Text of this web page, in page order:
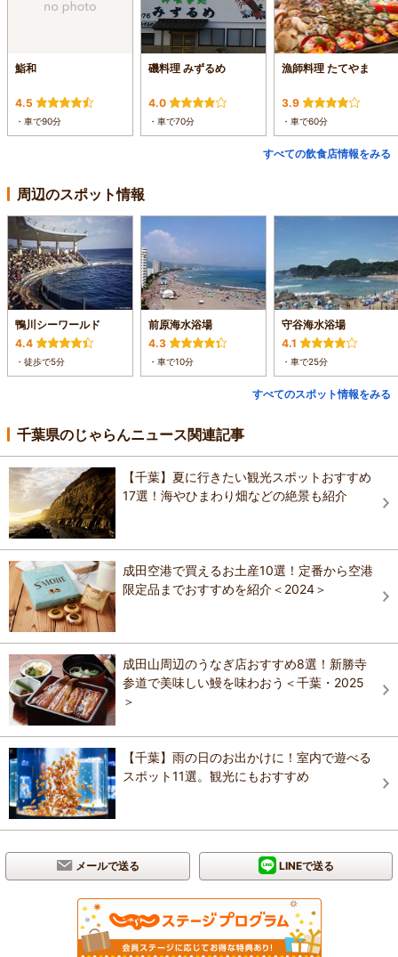
鮨和
4.5
・車で90分
磯料理 みずるめ
4.0
・車で70分
漁師料理 たてやま
3.9
・車で60分
すべての飲食店情報をみる
周辺のスポット情報
鴨川シーワールド
4.4
・徒歩で5分
前原海水浴場
4.3
・車で10分
守谷海水浴場
4.1
・車で25分
すべてのスポット情報をみる
千葉県のじゃらんニュース関連記事
【千葉】夏に行きたい観光スポットおすすめ
17選！海やひまわり畑などの絶景も紹介
成田空港で買えるお土産10選！定番から空港
限定品までおすすめを紹介＜2024＞
成田山周辺のうなぎ店おすすめ8選！新勝寺
参道で美味しい鰻を味わおう＜千葉・2025
＞
【千葉】雨の日のお出かけに！室内で遊べる
スポット11選。観光にもおすすめ
メールで送る LINEで送る